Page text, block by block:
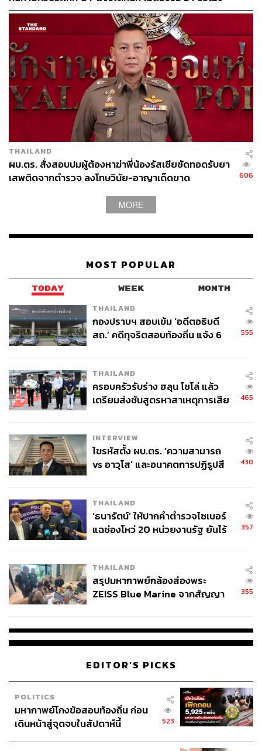
53
ABOUT THE AUTHOR
ดิษยุตม์ ธนบุญชัย
บรรณาธิการข่าวกีฬา สำนักข่าว THE
STANDARD
หลังโศกนาฏกรรมชลบุรี
THAILAND
ผบ.ตร. สั่งสอบปมผู้ต้องหาฆ่าพี่น้องรัสเซียซัดทอดรับยา
เสพติดจากตำรวจ ลงโทษวินัย-อาญาเด็ดขาด
606
MORE
MOST POPULAR
TODAY WEEK MONTH
THAILAND
กองปราบฯ สอบเข้ม ‘อดีตอธิบดี
สถ.’ คดีทุจริตสอบท้องถิ่น แจ้ง 6
555
THAILAND
ครอบครัวรับร่าง ฮลุน โซโล่ แล้ว
เตรียมส่งชันสูตรหาสาเหตุการเสีย
465
INTERVIEW
ไขรหัสตั้ง ผบ.ตร. ‘ความสามารถ
vs อาวุโส’ และอนาคตการปฏิรูปสี
430
THAILAND
‘ธนารัตน์’ ให้ปากคำตำรวจไซเบอร์
แฉช่องโหว่ 20 หน่วยงานรัฐ ยันไร้
357
THAILAND
สรุปมหากาพย์กล้องส่องพระ
ZEISS Blue Marine จากสัญญา
จ่ายหนี้-แอบระบุแบรนด์
355
EDITOR'S PICKS
POLITICS
มหากาพย์โกงข้อสอบท้องถิ่น ก่อน
เดินหน้าสู่จุดจบในสัปดาห์นี้
523